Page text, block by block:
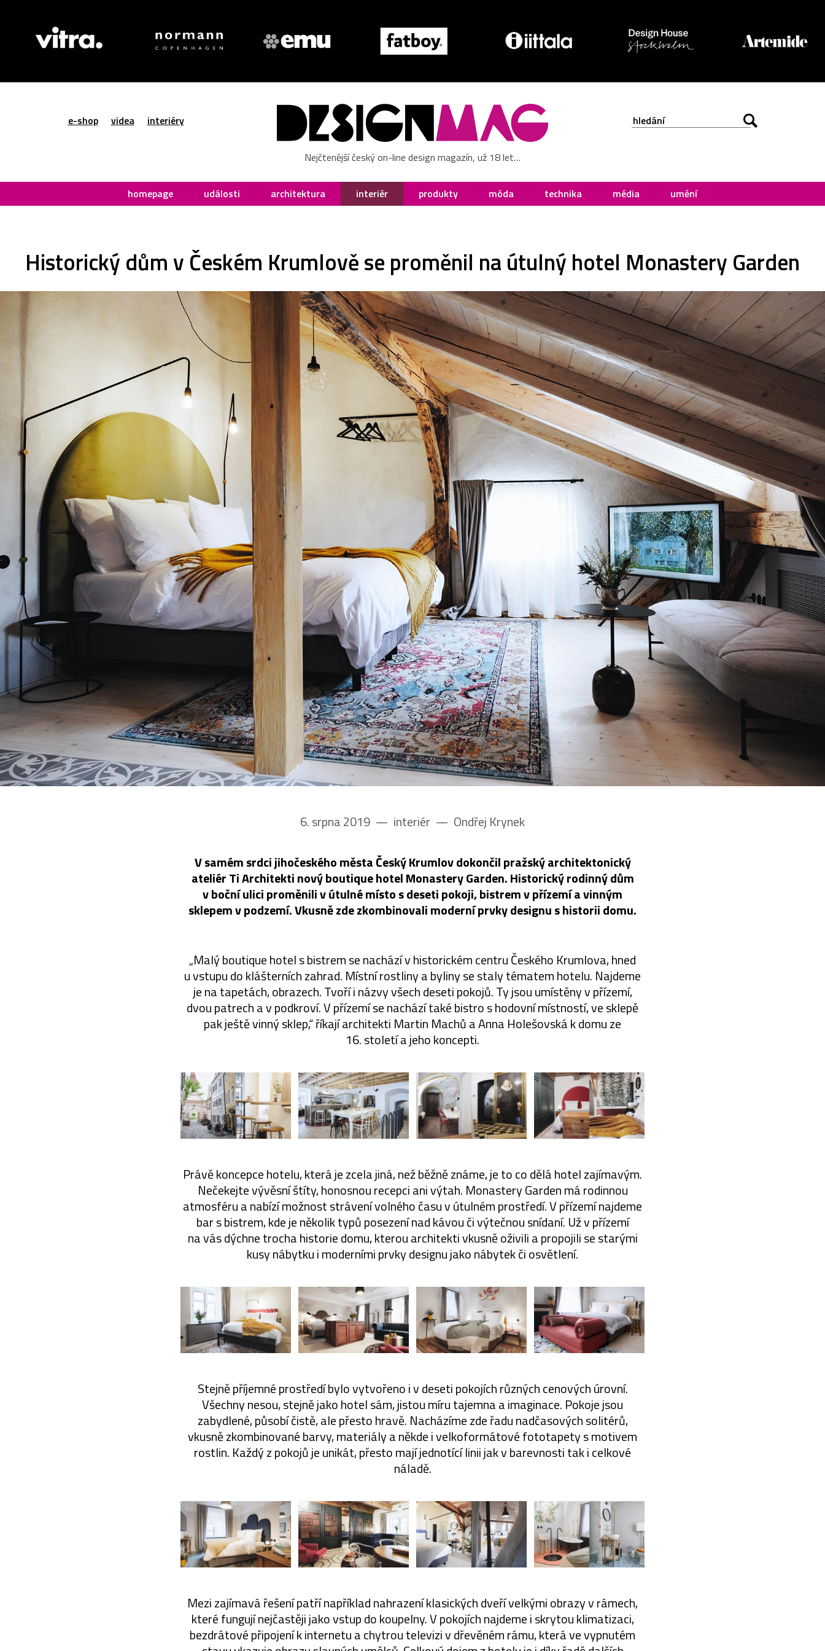
e-shop videa interiéry
Nejčtenější český on-line design magazín, už 18 let…
homepage události architektura interiér produkty móda technika média umění
Historický dům v Českém Krumlově se proměnil na útulný hotel Monastery Garden
6. srpna 2019 –– interiér –– Ondřej Krynek
V samém srdci jihočeského města Český Krumlov dokončil pražský architektonický
ateliér Ti Architekti nový boutique hotel Monastery Garden. Historický rodinný dům
v boční ulici proměnili v útulné místo s deseti pokoji, bistrem v přízemí a vinným
sklepem v podzemí. Vkusně zde zkombinovali moderní prvky designu s historii domu.
„Malý boutique hotel s bistrem se nachází v historickém centru Českého Krumlova, hned
u vstupu do klášterních zahrad. Místní rostliny a byliny se staly tématem hotelu. Najdeme
je na tapetách, obrazech. Tvoří i názvy všech deseti pokojů. Ty jsou umístěny v přízemí,
dvou patrech a v podkroví. V přízemí se nachází také bistro s hodovní místností, ve sklepě
pak ještě vinný sklep,“ říkají architekti Martin Machů a Anna Holešovská k domu ze
16. století a jeho koncepti.
Právě koncepce hotelu, která je zcela jiná, než běžně známe, je to co dělá hotel zajímavým.
Nečekejte vývěsní štíty, honosnou recepci ani výtah. Monastery Garden má rodinnou
atmosféru a nabízí možnost strávení volného času v útulném prostředí. V přízemí najdeme
bar s bistrem, kde je několik typů posezení nad kávou či výtečnou snídaní. Už v přízemí
na vás dýchne trocha historie domu, kterou architekti vkusně oživili a propojili se starými
kusy nábytku i moderními prvky designu jako nábytek či osvětlení.
Stejně příjemné prostředí bylo vytvořeno i v deseti pokojích různých cenových úrovní.
Všechny nesou, stejně jako hotel sám, jistou míru tajemna a imaginace. Pokoje jsou
zabydlené, působí čistě, ale přesto hravě. Nacházíme zde řadu nadčasových solitérů,
vkusně zkombinované barvy, materiály a někde i velkoformátové fototapety s motivem
rostlin. Každý z pokojů je unikát, přesto mají jednotící linii jak v barevnosti tak i celkové
náladě.
Mezi zajímavá řešení patří například nahrazení klasických dveří velkými obrazy v rámech,
které fungují nejčastěji jako vstup do koupelny. V pokojích najdeme i skrytou klimatizaci,
bezdrátové připojení k internetu a chytrou televizi v dřevěném rámu, která ve vypnutém